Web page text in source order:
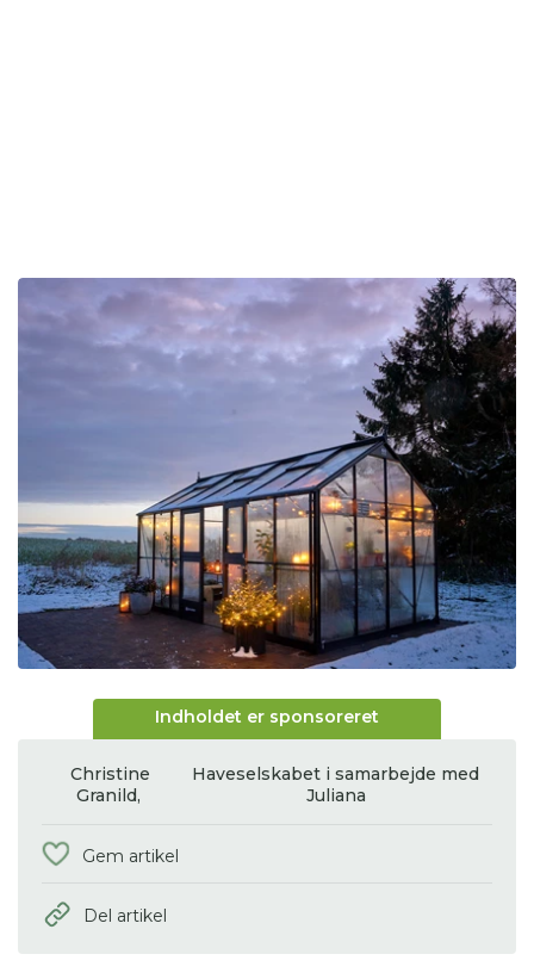
Indholdet er sponsoreret
Christine
Granild,
Haveselskabet i samarbejde med
Juliana
Gem artikel
Del artikel